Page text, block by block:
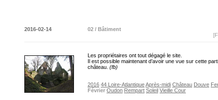
2016-02-14
02 / Bâtiment
Les propriétaires ont tout dégagé le site.
Il est possible maintenant d’avoir une vue sur cette
château. (fb)
2016 44 Loire-AtlantiqueAprès-midi Château Douve
Février Oudon Rempart Soleil Vieille Cour